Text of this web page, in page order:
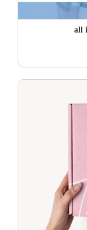
all